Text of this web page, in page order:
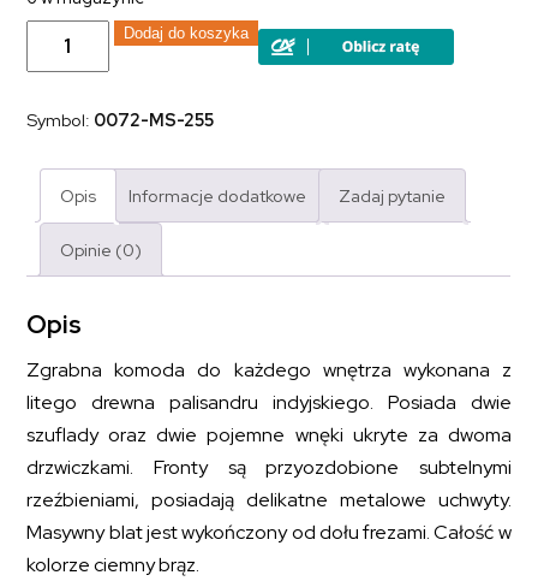
ilość
Komoda
kolonialna
lite
palisander
ręcznie
rzeźbiona
Dodaj do koszyka
Symbol: 0072-MS-255
Opis Informacje dodatkowe Zadaj pytanie
Opinie (0)
Opis
Zgrabna komoda do każdego wnętrza wykonana z
litego drewna palisandru indyjskiego. Posiada dwie
szuflady oraz dwie pojemne wnęki ukryte za dwoma
drzwiczkami. Fronty są przyozdobione subtelnymi
rzeźbieniami, posiadają delikatne metalowe uchwyty.
Masywny blat jest wykończony od dołu frezami. Całość w
kolorze ciemny brąz.